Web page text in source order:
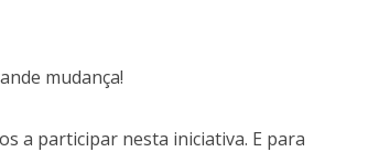
mudança!
a participar nesta iniciativa. E para